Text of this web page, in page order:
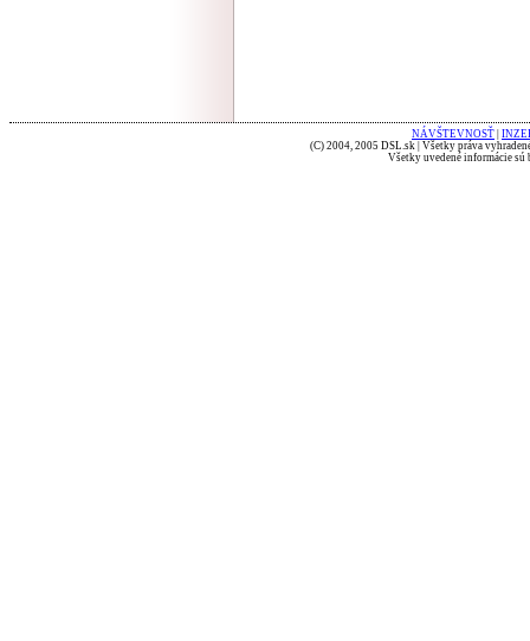
NÁVŠTEVNOSŤ
(C) 2004, 2005 DSL.sk | Všetky práva
Všetky uvedené informácie sú